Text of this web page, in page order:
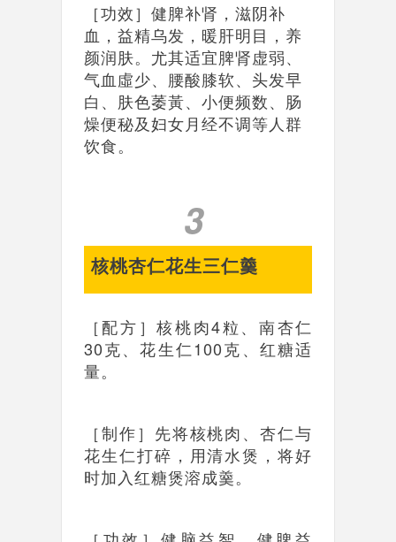
［功效］健脾补肾，滋阴补
血，益精乌发，暖肝明目，养
颜润肤。尤其适宜脾肾虚弱、
气血虛少、腰酸膝软、头发早
白、肤色萎黃、小便频数、肠
燥便秘及妇女月经不调等人群
饮食。
3
核桃杏仁花生三仁羹
［配方］核桃肉4粒、南杏仁
30克、花生仁100克、红糖适
量。
［制作］先将核桃肉、杏仁与
花生仁打碎，用清水煲，将好
时加入红糖煲溶成羹。